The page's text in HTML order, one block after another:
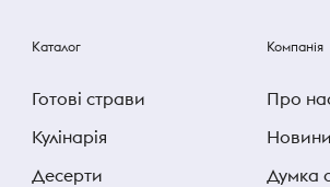
Каталог
Готові страви
Кулінарія
Десерти
Компанія
Про
Новини
Думка